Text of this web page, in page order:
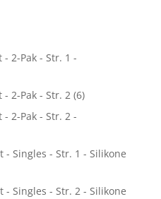
- 2-Pak - Str. 1 -
- 2-Pak - Str. 2 (6)
- 2-Pak - Str. 2 -
- Singles - Str. 1 - Silikone
- Singles - Str. 2 - Silikone